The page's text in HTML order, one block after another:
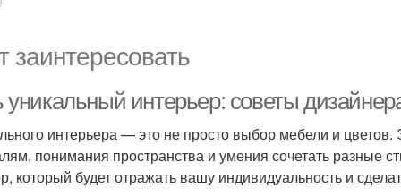
заинтересовать
уникальный интерьер: советы
интерьера — это не просто выбор мебели и цветов.
понимания пространства и умения сочетать разные
который будет отражать вашу индивидуальность и